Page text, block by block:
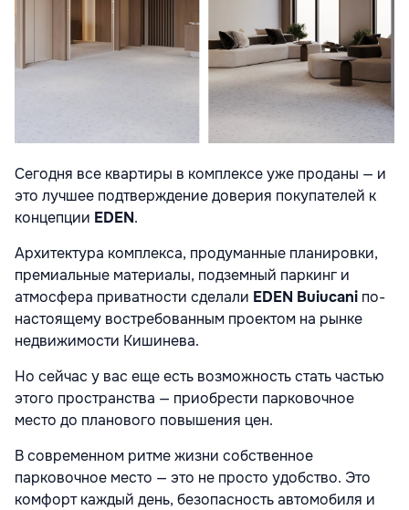
Сегодня все квартиры в комплексе уже проданы — и
это лучшее подтверждение доверия покупателей к
концепции EDEN.
Архитектура комплекса, продуманные планировки,
премиальные материалы, подземный паркинг и
атмосфера приватности сделали EDEN Buiucani по-
настоящему востребованным проектом на рынке
недвижимости Кишинева.
Но сейчас у вас еще есть возможность стать частью
этого пространства — приобрести парковочное
место до планового повышения цен.
В современном ритме жизни собственное
парковочное место — это не просто удобство. Это
комфорт каждый день, безопасность автомобиля и